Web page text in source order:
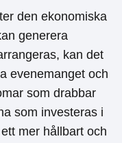
den ekonomiska
generera
kan det
evenemanget och
som drabbar
som investeras i
mer hållbart och